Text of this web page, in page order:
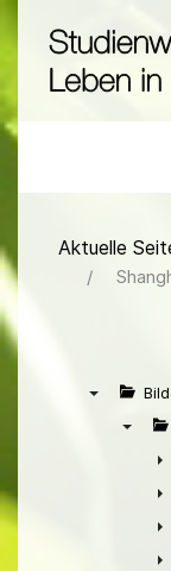
Aktuelle
►
►
►